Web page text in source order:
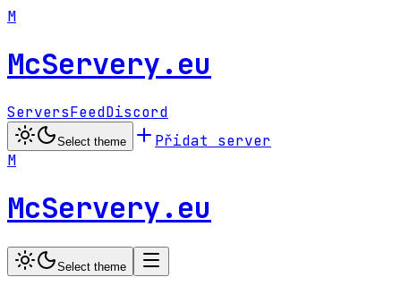
M
McServery.eu
ServersFeedDiscord
Select theme
Přidat server
M
McServery.eu
Select theme